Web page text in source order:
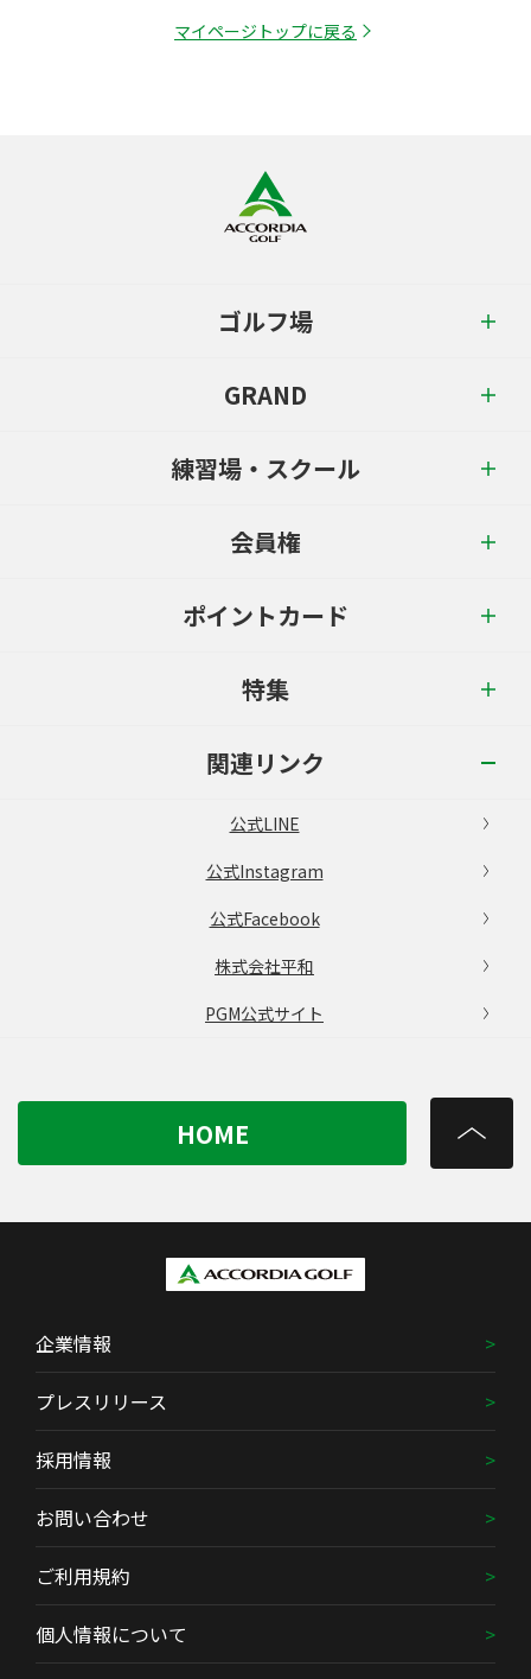
マイページトップに戻る
ゴルフ場
GRAND
練習場・スクール
会員権
ポイントカード
特集
関連リンク
公式LINE
公式Instagram
公式Facebook
株式会社平和
PGM公式サイト
HOME
企業情報
プレスリリース
採用情報
お問い合わせ
ご利用規約
個人情報について